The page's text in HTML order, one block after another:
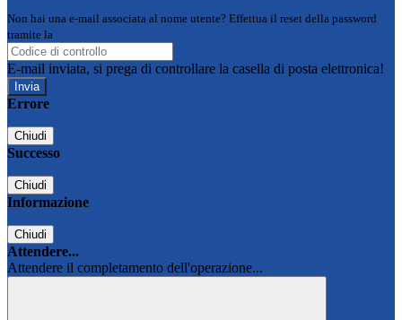
Non hai una e-mail associata al nome utente? Effettua il reset della password
tramite la
E-mail inviata, si prega di controllare la casella di posta elettronica!
Errore
Chiudi
Successo
Chiudi
Informazione
Chiudi
Attendere...
Attendere il completamento dell'operazione...